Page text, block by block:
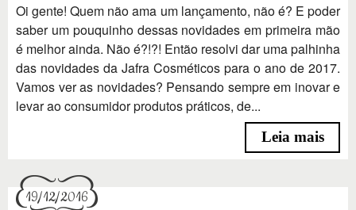
Oi gente! Quem não ama um lançamento, não é? E poder
saber um pouquinho dessas novidades em primeira mão
é melhor ainda. Não é?!?! Então resolvi dar uma palhinha
das novidades da Jafra Cosméticos para o ano de 2017.
Vamos ver as novidades? Pensando sempre em inovar e
levar ao consumidor produtos práticos, de...
Leia mais
19/12/2016